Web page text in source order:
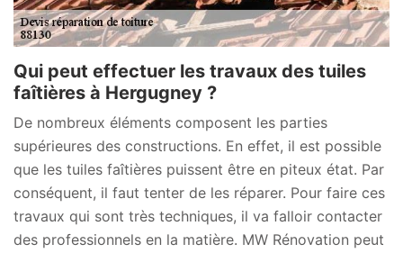
Qui peut effectuer les travaux des tuiles
faîtières à Hergugney ?
De nombreux éléments composent les parties
supérieures des constructions. En effet, il est possible
que les tuiles faîtières puissent être en piteux état. Par
conséquent, il faut tenter de les réparer. Pour faire ces
travaux qui sont très techniques, il va falloir contacter
des professionnels en la matière. MW Rénovation peut